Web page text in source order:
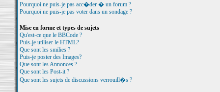
Pourquoi ne puis-je pas acc�der � un forum ?
Pourquoi ne puis-je pas voter dans un sondage ?
Mise en forme et types de sujets
Qu'est-ce que le BBCode ?
Puis-je utiliser le HTML?
Que sont les smilies ?
Puis-je poster des Images?
Que sont les Annonces ?
Que sont les Post-it ?
Que sont les sujets de discussions verrouill�s ?